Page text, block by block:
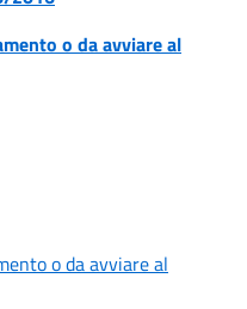
o da avviare al
o da avviare al